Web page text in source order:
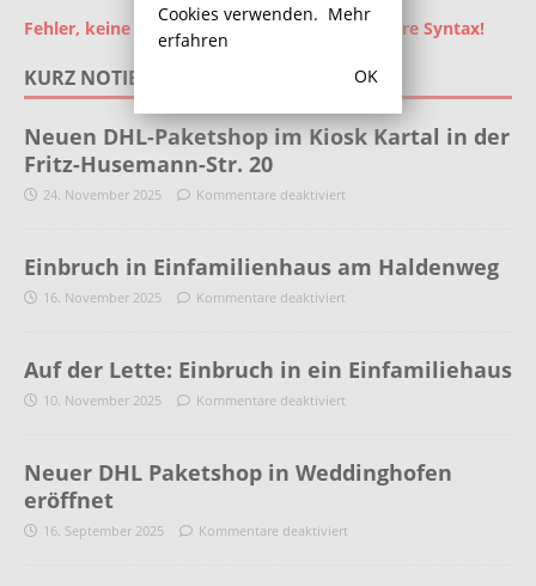
Fehler, keine Ad-ID gesetzt! Überprüfen Sie Ihre Syntax!
KURZ NOTIERT
Neuen DHL-Paketshop im Kiosk Kartal in der
Fritz-Husemann-Str. 20
24. November 2025 Kommentare deaktiviert
Einbruch in Einfamilienhaus am Haldenweg
16. November 2025 Kommentare deaktiviert
Auf der Lette: Einbruch in ein Einfamiliehaus
10. November 2025 Kommentare deaktiviert
Neuer DHL Paketshop in Weddinghofen
eröffnet
16. September 2025 Kommentare deaktiviert
Cookies verwenden. Mehr
erfahren
OK